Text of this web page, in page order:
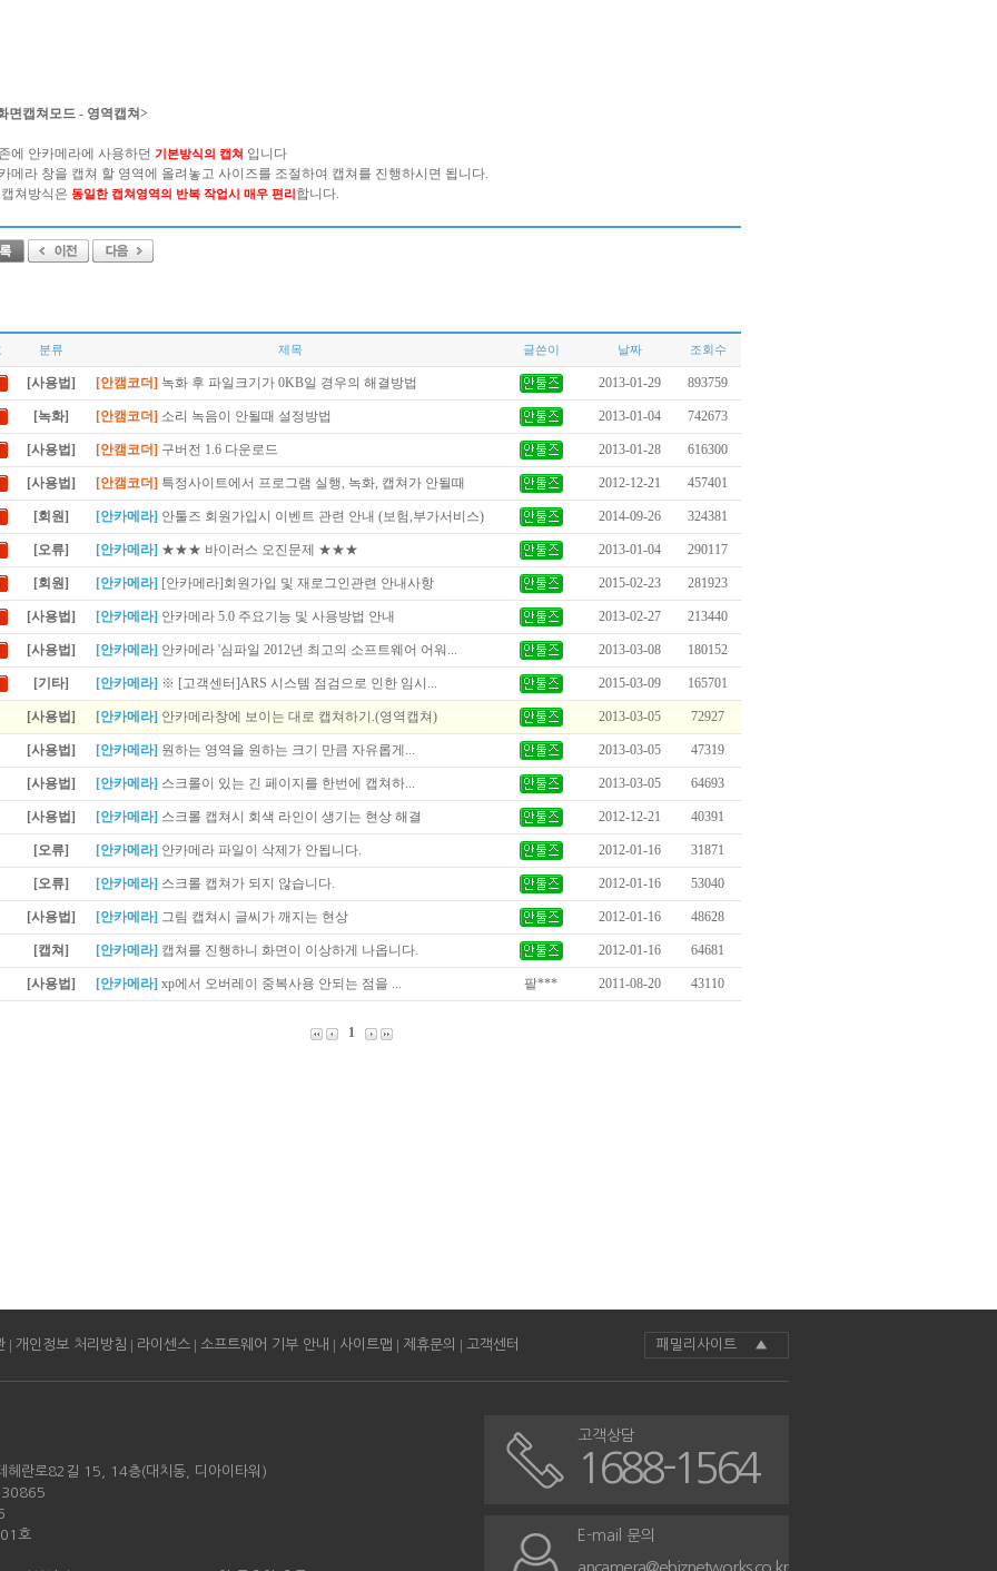
면캡쳐모드 - 영역캡쳐>
에 안카메라에 사용하던 기본방식의 캡쳐 입니다
메라 창을 캡쳐 할 영역에 올려놓고 사이즈를 조절하여 캡쳐를 진행하시면 됩니다.
쳐방식은 동일한 캡쳐영역의 반복 작업시 매우 편리합니다.
분류 제목 글쓴이 날짜 조회수
[사용법] [안캠코더] 녹화 후 파일크기가 0KB일 경우의 해결방법 2013-01-29 893759
[녹화] [안캠코더] 소리 녹음이 안될때 설정방법 2013-01-04 742673
[사용법] [안캠코더] 구버전 1.6 다운로드 2013-01-28 616300
[사용법] [안캠코더] 특정사이트에서 프로그램 실행, 녹화, 캡쳐가 안될때 2012-12-21 457401
[회원] [안카메라] 안툴즈 회원가입시 이벤트 관련 안내 (보험,부가서비스) 2014-09-26 324381
[오류] [안카메라] ★★★ 바이러스 오진문제 ★★★ 2013-01-04 290117
[회원] [안카메라] [안카메라]회원가입 및 재로그인관련 안내사항 2015-02-23 281923
[사용법] [안카메라] 안카메라 5.0 주요기능 및 사용방법 안내 2013-02-27 213440
[사용법] [안카메라] 안카메라 '심파일 2012년 최고의 소프트웨어 어워... 2013-03-08 180152
[기타] [안카메라] ※ [고객센터]ARS 시스템 점검으로 인한 임시... 2015-03-09 165701
[사용법] [안카메라] 안카메라창에 보이는 대로 캡쳐하기.(영역캡쳐) 2013-03-05 72927
[사용법] [안카메라] 원하는 영역을 원하는 크기 만큼 자유롭게... 2013-03-05 47319
[사용법] [안카메라] 스크롤이 있는 긴 페이지를 한번에 캡쳐하... 2013-03-05 64693
[사용법] [안카메라] 스크롤 캡쳐시 회색 라인이 생기는 현상 해결 2012-12-21 40391
[오류] [안카메라] 안카메라 파일이 삭제가 안됩니다. 2012-01-16 31871
[오류] [안카메라] 스크롤 캡쳐가 되지 않습니다. 2012-01-16 53040
[사용법] [안카메라] 그림 캡쳐시 글씨가 깨지는 현상 2012-01-16 48628
[캡쳐] [안카메라] 캡쳐를 진행하니 화면이 이상하게 나옵니다. 2012-01-16 64681
[사용법] [안카메라] xp에서 오버레이 중복사용 안되는 점을 ... 팥*** 2011-08-20 43110
1
| 개인정보 처리방침 | 라이센스 | 소프트웨어 기부 안내 | 사이트맵 | 제휴문의 | 고객센터 패밀리사이트 ▲
헤란로82길 15, 14층(대치동, 디아이타워)
30865
호
고객상담
1688-1564
E-mail 문의
ancamera@ebiznetworks.co.kr